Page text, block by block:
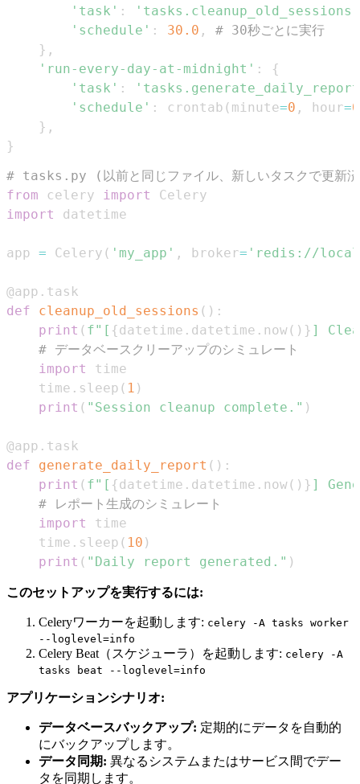
'task' :
'tasks.cleanup_old_sessions'
'schedule' : 30.0 ,
# 30秒ごとに実行
} ,
'run-every-day-at-midnight' :
{
'task' :
'schedule' : crontab ( minute=0 , hour=0
} ,
}
# tasks.py (以前と同じファイル、新しいタスクで更新
from celery import
import
app = Celery ( 'my_app' , broker= 'redis://
@app . task
def
cleanup_old_sessions ( ) :
print ( f"[ {datetime . datetime . now( ) } ]
# データベースクリーアップのシミュレート
import
    time
. sleep ( 1 )
print ( "Session cleanup complete." )
@app . task
def
generate_daily_report ( ) :
print ( f"[ {datetime . datetime . now( ) } ]
# レポート生成のシミュレート
import
    time
. sleep ( 10 )
print ( "Daily report generated." )
このセットアップを実行するには:
Celeryワーカーを起動します: celery -A tasks worker
--loglevel=info
Celery Beat（スケジューラ）を起動します: celery -A
tasks beat --loglevel=info
アプリケーションシナリオ:
データベースバックアップ: 定期的にデータを自動的
にバックアップします。
データ同期: 異なるシステムまたはサービス間でデー
タを同期します。